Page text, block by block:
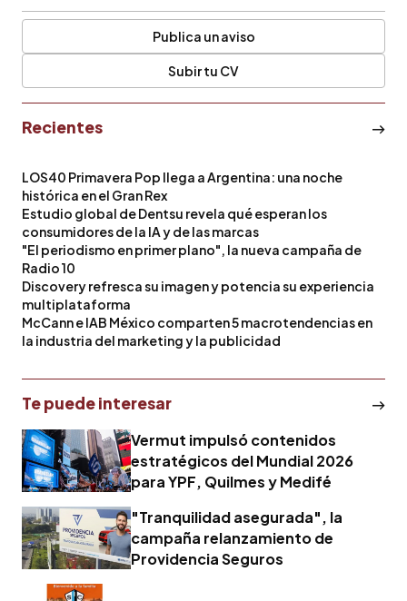
Publica un aviso
Subir tu CV
Recientes
LOS40 Primavera Pop llega a Argentina: una noche
histórica en el Gran Rex
Estudio global de Dentsu revela qué esperan los
consumidores de la IA y de las marcas
"El periodismo en primer plano", la nueva campaña de
Radio 10
Discovery refresca su imagen y potencia su experiencia
multiplataforma
McCann e IAB México comparten 5 macrotendencias en
la industria del marketing y la publicidad
Te puede interesar
Vermut impulsó contenidos
estratégicos del Mundial 2026
para YPF, Quilmes y Medifé
"Tranquilidad asegurada", la
campaña relanzamiento de
Providencia Seguros